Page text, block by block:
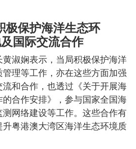
极保护海洋生态环
国际交流合作
淑娴表示，当局积极保护海洋
理等工作，亦在这些方面加强
和合作，也透过《关于开展海
合作安排》，参与国家全国海
网络建设等工作。这些合作有
粤港澳大湾区海洋生态环境质